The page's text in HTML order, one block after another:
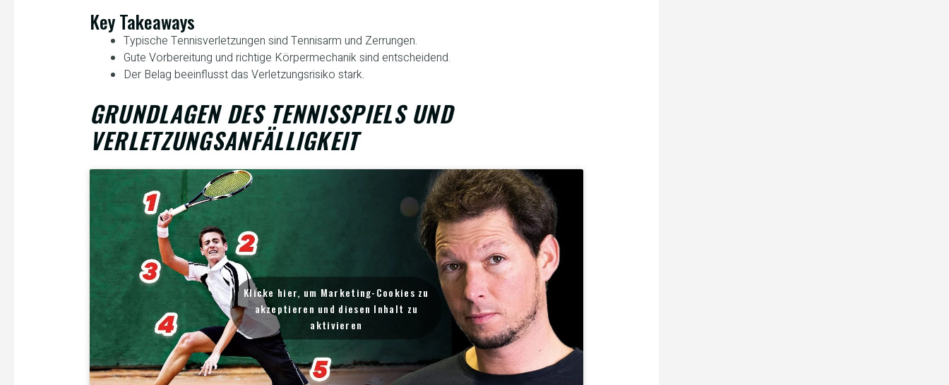
Key Takeaways
Typische Tennisverletzungen sind Tennisarm und Zerrungen.
Gute Vorbereitung und richtige Körpermechanik sind entscheidend.
Der Belag beeinflusst das Verletzungsrisiko stark.
GRUNDLAGEN DES TENNISSPIELS UND
VERLETZUNGSANFÄLLIGKEIT
Klicke hier, um Marketing-Cookies zu
akzeptieren und diesen Inhalt zu
aktivieren